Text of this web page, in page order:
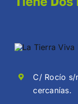
C/ Rocío s/
cercanías.